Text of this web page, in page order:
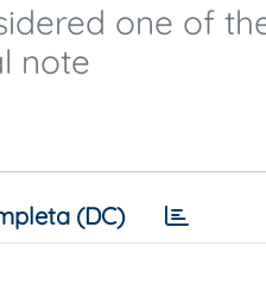
one of
note
(DC)